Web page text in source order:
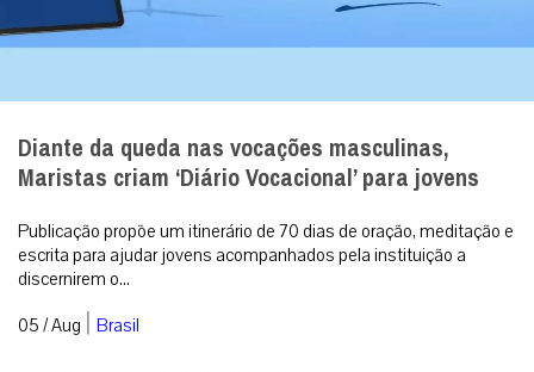
Diante da queda nas vocações masculinas,
Maristas criam ‘Diário Vocacional’ para jovens
Publicação propõe um itinerário de 70 dias de oração, meditação e
escrita para ajudar jovens acompanhados pela instituição a
discernirem o...
05 / Aug | Brasil